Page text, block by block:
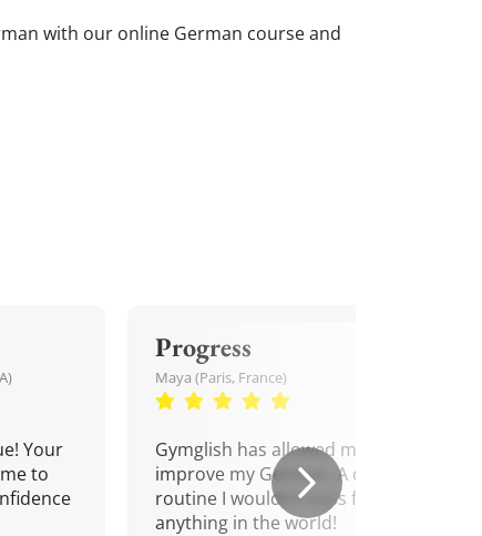
with our online German course and
Your
to
Progress
Maya (Paris, France)
Gymglish has allowed me to
improve my German. A daily
routine I wouldn't miss for
anything in the world!